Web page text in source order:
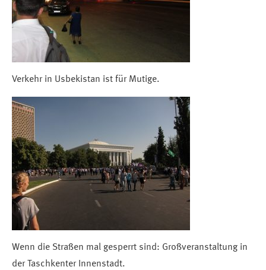
Verkehr in Usbekistan ist für Mutige.
Wenn die Straßen mal gesperrt sind: Großveranstaltung in
der Taschkenter Innenstadt.